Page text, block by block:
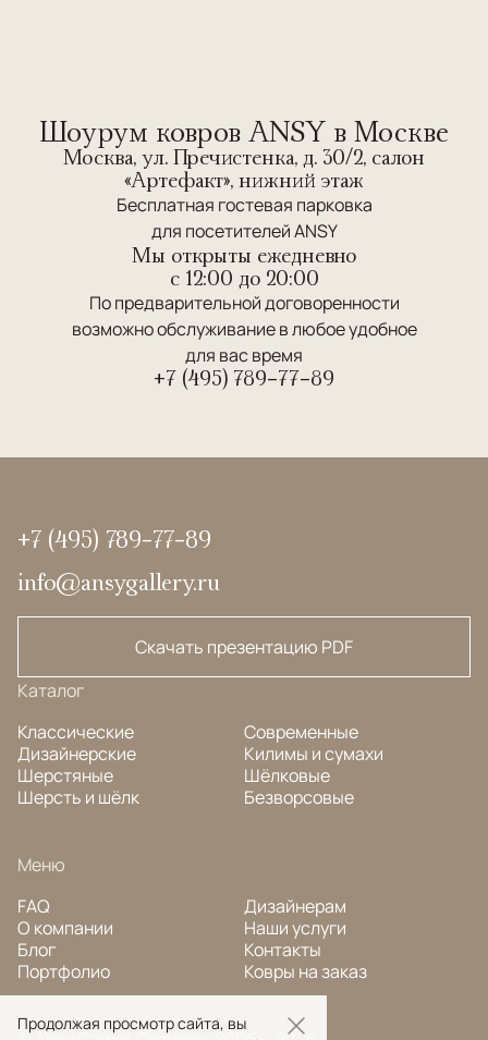
Шоурум ковров ANSY в Москве
Москва, ул. Пречистенка, д. 30/2, салон
«Артефакт», нижний этаж
Бесплатная гостевая парковка
для посетителей ANSY
Мы открыты ежедневно
c 12:00 до 20:00
По предварительной договоренности
возможно обслуживание в любое удобное
для вас время
+7 (495) 789-77-89
+7 (495) 789-77-89
info@ansygallery.ru
Скачать презентацию PDF
Каталог
Классические
Дизайнерские
Шерстяные
Шерсть и шёлк
Современные
Килимы и сумахи
Шёлковые
Безворсовые
Меню
FAQ
О компании
Блог
Портфолио
Дизайнерам
Наши услуги
Контакты
Ковры на заказ
Продолжая просмотр сайта, вы